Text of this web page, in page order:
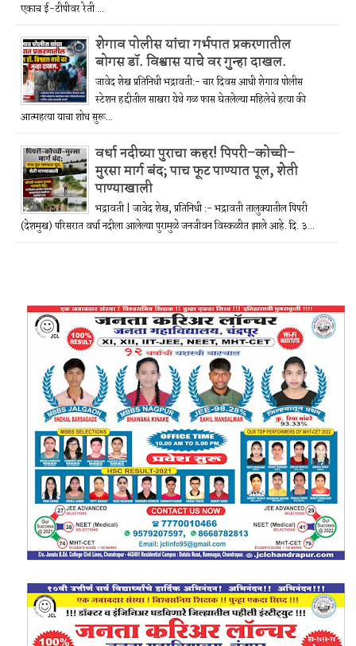
एकाच ई-टीपीवर रेती ...
शेगाव पोलीस यांचा गर्भपात प्रकरणातील
बोगस डॉ. विश्वास याचे वर गुन्हा दाखल.
जावेद शेख प्रतिनिधी भद्रावती:- चार दिवस आधी शेगाव पोलीस
स्टेशन हद्दीतील साखरा येथे गळ फास घेतलेल्या महिलेचे हत्या की
आत्महत्या याचा शोध सुरू...
वर्धा नदीच्या पुराचा कहर! पिपरी–कोच्ची–
मुरसा मार्ग बंद; पाच फूट पाण्यात पूल, शेती
पाण्याखाली
भद्रावती | जावेद शेख, प्रतिनिधी :- भद्रावती तालुक्यातील पिपरी
(देशमुख) परिसरात वर्धा नदीला आलेल्या पुरामुळे जनजीवन विस्कळीत झाले आहे. दि. ३...